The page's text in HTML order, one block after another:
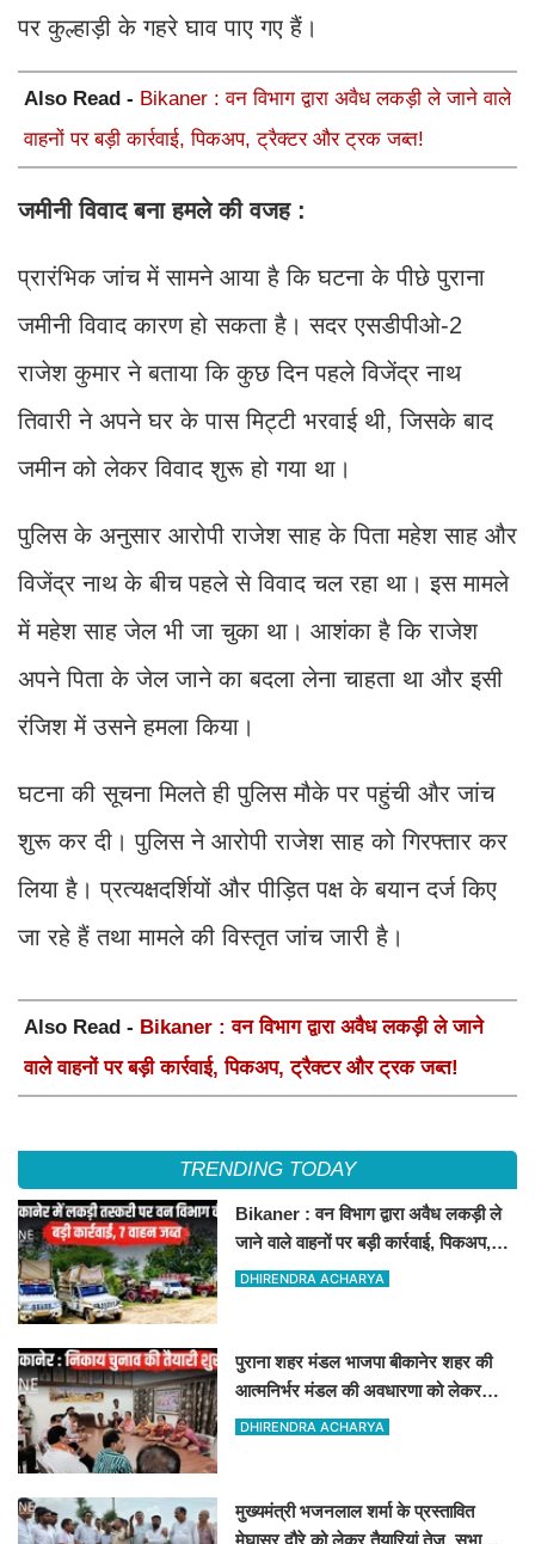
पर कुल्हाड़ी के गहरे घाव पाए गए हैं।
Also Read - Bikaner : वन विभाग द्वारा अवैध लकड़ी ले जाने वाले
वाहनों पर बड़ी कार्रवाई, पिकअप, ट्रैक्टर और ट्रक जब्त!
जमीनी विवाद बना हमले की वजह :
प्रारंभिक जांच में सामने आया है कि घटना के पीछे पुराना
जमीनी विवाद कारण हो सकता है। सदर एसडीपीओ-2
राजेश कुमार ने बताया कि कुछ दिन पहले विजेंद्र नाथ
तिवारी ने अपने घर के पास मिट्टी भरवाई थी, जिसके बाद
जमीन को लेकर विवाद शुरू हो गया था।
पुलिस के अनुसार आरोपी राजेश साह के पिता महेश साह और
विजेंद्र नाथ के बीच पहले से विवाद चल रहा था। इस मामले
में महेश साह जेल भी जा चुका था। आशंका है कि राजेश
अपने पिता के जेल जाने का बदला लेना चाहता था और इसी
रंजिश में उसने हमला किया।
घटना की सूचना मिलते ही पुलिस मौके पर पहुंची और जांच
शुरू कर दी। पुलिस ने आरोपी राजेश साह को गिरफ्तार कर
लिया है। प्रत्यक्षदर्शियों और पीड़ित पक्ष के बयान दर्ज किए
जा रहे हैं तथा मामले की विस्तृत जांच जारी है।
Also Read - Bikaner : वन विभाग द्वारा अवैध लकड़ी ले जाने
वाले वाहनों पर बड़ी कार्रवाई, पिकअप, ट्रैक्टर और ट्रक जब्त!
TRENDING TODAY
Bikaner : वन विभाग द्वारा अवैध लकड़ी ले
जाने वाले वाहनों पर बड़ी कार्रवाई, पिकअप,
ट्रैक्टर और ट्रक जब्त!
DHIRENDRA ACHARYA
पुराना शहर मंडल भाजपा बीकानेर शहर की
आत्मनिर्भर मंडल की अवधारणा को लेकर
मासिक एवं निकाय चुनाव की तैयारी बैठक
DHIRENDRA ACHARYA
मुख्यमंत्री भजनलाल शर्मा के प्रस्तावित
मेघासर दौरे को लेकर तैयारियां तेज, सभा